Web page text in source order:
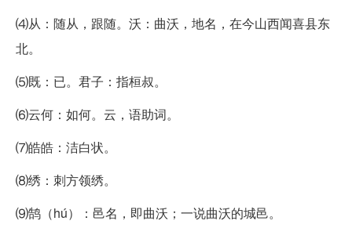
⑷从：随从，跟随。沃：曲沃，地名，在今山西闻喜县东
北。
⑸既：已。君子：指桓叔。
⑹云何：如何。云，语助词。
⑺皓皓：洁白状。
⑻绣：刺方领绣。
⑼鹄（hú）：邑名，即曲沃；一说曲沃的城邑。